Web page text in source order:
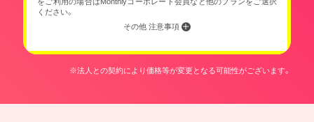
ください。
その他 注意事項
※法人との契約により価格等が変更となる可能性がございます。